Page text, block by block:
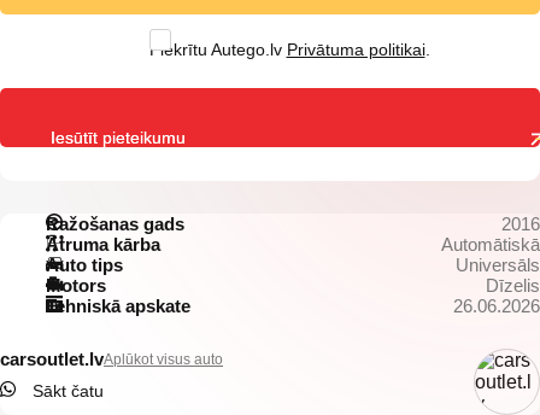
Piekrītu Autego.lv Privātuma politikai.
Ražošanas gads
2016
Ātruma kārba
Automātiskā
Auto tips
Universāls
Motors
Dīzelis
Tehniskā apskate
26.06.2026
carsoutlet.lvAplūkot visus auto
Sākt čatu